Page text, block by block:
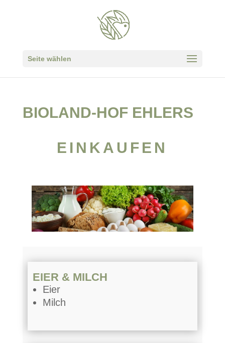
Seite wählen
BIOLAND-HOF EHLERS
EINKAUFEN
EIER & MILCH
Eier
Milch